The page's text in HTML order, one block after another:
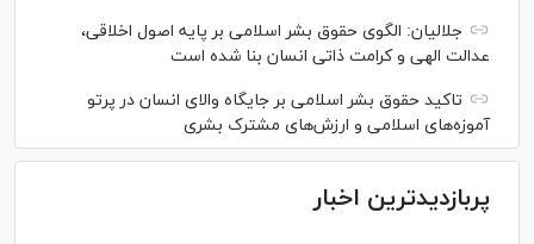
جلالیان: الگوی حقوق بشر اسلامی بر پایه اصول اخلاقی،
عدالت الهی و کرامت ذاتی انسان بنا شده است
تاکید حقوق بشر اسلامی بر جایگاه والای انسان در پرتو
آموزه‌های اسلامی و ارزش‌های مشترک بشری
پربازدیدترین اخبار